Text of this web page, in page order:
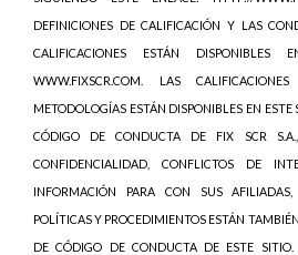
DEFINICIONES DE CALIFICACIÓN Y LAS
CALIFICACIONES ESTÁN
WWW.FIXSCR.COM. LAS
METODOLOGÍAS ESTÁN DISPONIBLES EN
CÓDIGO DE CONDUCTA DE FIX SCR
CONFIDENCIALIDAD, CONFLICTOS DE
INFORMACIÓN PARA CON SUS
POLÍTICAS Y PROCEDIMIENTOS ESTÁN
DE CÓDIGO DE CONDUCTA DE ESTE